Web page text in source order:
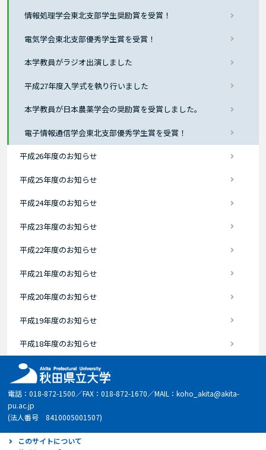
情報処理学会東北支部学生奨励賞を受賞！
電気学会東北支部優秀学生賞を受賞！
本学教員がラジオ出演しました
平成27年度入学式を執り行いました
本学教員が日本農薬学会の奨励賞を受賞しました。
電子情報通信学会東北支部優秀学生賞を受賞！
平成26年度のお知らせ
平成25年度のお知らせ
平成24年度のお知らせ
平成23年度のお知らせ
平成22年度のお知らせ
平成21年度のお知らせ
平成20年度のお知らせ
平成19年度のお知らせ
平成18年度のお知らせ
電話：018-872-1500／FAX：018-872-1670／MAIL：koho_akita@akita-
pu.ac.jp
(法人番号 8410005001507)
このサイトについて